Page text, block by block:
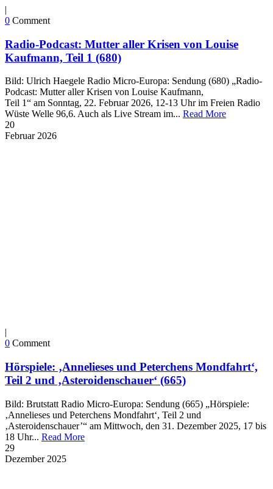
|
0 Comment
Radio-Podcast: Mutter aller Krisen von Louise
Kaufmann, Teil 1 (680)
Bild: Ulrich Haegele Radio Micro-Europa: Sendung (680) „Radio-
Podcast: Mutter aller Krisen von Louise Kaufmann,
Teil 1“ am Sonntag, 22. Februar 2026, 12-13 Uhr im Freien Radio
Wüste Welle 96,6. Auch als Live Stream im... Read More
20
Februar 2026
|
0 Comment
Hörspiele: ‚Annelieses und Peterchens Mondfahrt‘,
Teil 2 und ‚Asteroidenschauer‘ (665)
Bild: Brutstatt Radio Micro-Europa: Sendung (665) „Hörspiele:
‚Annelieses und Peterchens Mondfahrt‘, Teil 2 und
‚Asteroidenschauer’“ am Mittwoch, den 31. Dezember 2025, 17 bis
18 Uhr... Read More
29
Dezember 2025